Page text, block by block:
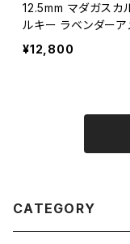
12.5mm マダガスカ
ルキー ラベンダーア
ト ブレスレット【画像
¥12,800
CATEGORY